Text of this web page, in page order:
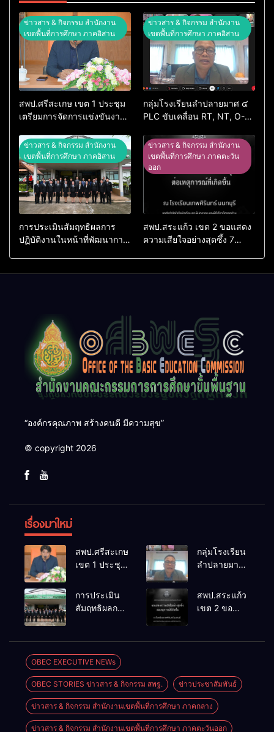
ข่าวสาร & กิจกรรม สำนักงาน
เขตพื้นที่การศึกษา ภาคอิสาน
สพป.ศรีสะเกษ เขต 1 ประชุม
เตรียมการจัดการแข่งขันงาน
74 ปีการศึกษา 2569
ข่าวสาร & กิจกรรม สำนักงาน
เขตพื้นที่การศึกษา ภาคอิสาน
กลุ่มโรงเรียนลำปลายมาศ ๔
PLC ขับเคลื่อน RT, NT, O-
ข่าวสาร & กิจกรรม สำนักงาน
เขตพื้นที่การศึกษา ภาคอิสาน
การประเมินสัมฤทธิผลการ
ปฏิบัติงานในหน้าที่พัฒนาการ
ข่าวสาร & กิจกรรม สำนักงาน
เขตพื้นที่การศึกษา ภาคตะวัน
ออก
สพป.สระแก้ว เขต 2 ขอแสดง
ความเสียใจอย่างสุดซึ้ง 7
“องค์กรคุณภาพ สร้างคนดี มีความสุข”
© copyright 2026
เรื่องมาใหม่
สพป.ศรีสะเกษ
เขต 1 ประชุม
จัดการ
แข่งขันงาน
ศิลปหัตถกรรม
74 ปีการ
ศึกษา 2569
กลุ่มโรงเรียน
ลำปลายมาศ
เคลื่อน RT,
NT, O-NET
การประเมิน
สัมฤทธิผลการ
ศึกษา
ตำแหน่ง รอง
ผู้อำนวยการ
สถานศึกษา
สพป.สระแก้ว
เขต 2 ขอ
OBEC EXECUTIVE NEWs
OBEC STORIES ข่าวสาร & กิจกรรม สพฐ. ข่าวประชาสัมพันธ์
ข่าวสาร & กิจกรรม สำนักงานเขตพื้นที่การศึกษา ภาคกลาง
ข่าวสาร & กิจกรรม สำนักงานเขตพื้นที่การศึกษา ภาคตะวันออก